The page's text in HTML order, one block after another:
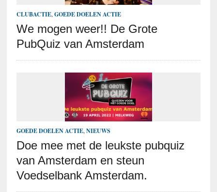
CLUBACTIE, GOEDE DOELEN ACTIE
We mogen weer!! De Grote
PubQuiz van Amsterdam
GOEDE DOELEN ACTIE, NIEUWS
Doe mee met de leukste pubquiz
van Amsterdam en steun
Voedselbank Amsterdam.